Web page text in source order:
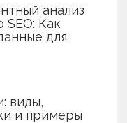
анализ
SEO: Как
для
виды,
и примеры